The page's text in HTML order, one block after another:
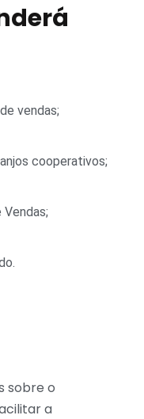
vendas;
cooperativos;
sobre o
a